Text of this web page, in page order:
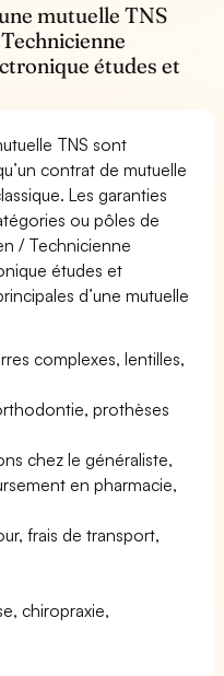
mutuelle TNS
études et
TNS sont
contrat de mutuelle
Les garanties
ou pôles de
/ Technicienne
études et
d’une mutuelle
complexes, lentilles,
prothèses
chez le généraliste,
en pharmacie,
frais de transport,
chiropraxie,